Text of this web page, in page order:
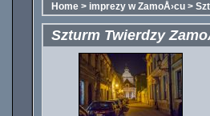
Home > imprezy w ZamoÅ›cu >
Szturm Twierdzy